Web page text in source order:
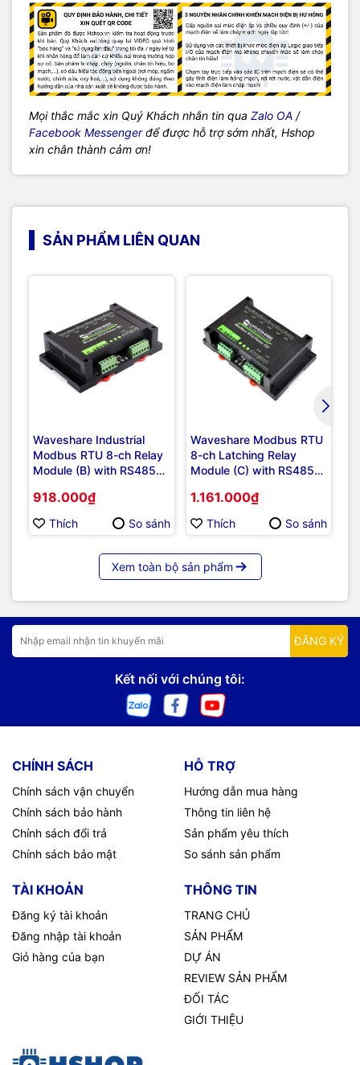
Mọi thắc mắc xin Quý Khách nhắn tin qua Zalo OA /
Facebook Messengerđể được hỗ trợ sớm nhất, Hshop
xin chân thành cảm ơn!
SẢN PHẨM LIÊN QUAN
Waveshare Industrial
Modbus RTU 8-ch Relay
Module (B) with RS485
Protection Circuits,
7~36V Power Supply
918.000₫
Thích So sánh
Waveshare Modbus RTU
8-ch Latching Relay
Module (C) with RS485
Protection Circuits
1.161.000₫
Thích So sánh
Xem toàn bộ sản phẩm
ĐĂNG KÝ
Kết nối với chúng tôi:
CHÍNH SÁCH
Chính sách vận chuyển
Chính sách bảo hành
Chính sách đổi trả
Chính sách bảo mật
HỖ TRỢ
Hướng dẫn mua hàng
Thông tin liên hệ
Sản phẩm yêu thích
So sánh sản phẩm
TÀI KHOẢN
Đăng ký tài khoản
Đăng nhập tài khoản
Giỏ hàng của bạn
THÔNG TIN
TRANG CHỦ
SẢN PHẨM
DỰ ÁN
REVIEW SẢN PHẨM
ĐỐI TÁC
GIỚI THIỆU